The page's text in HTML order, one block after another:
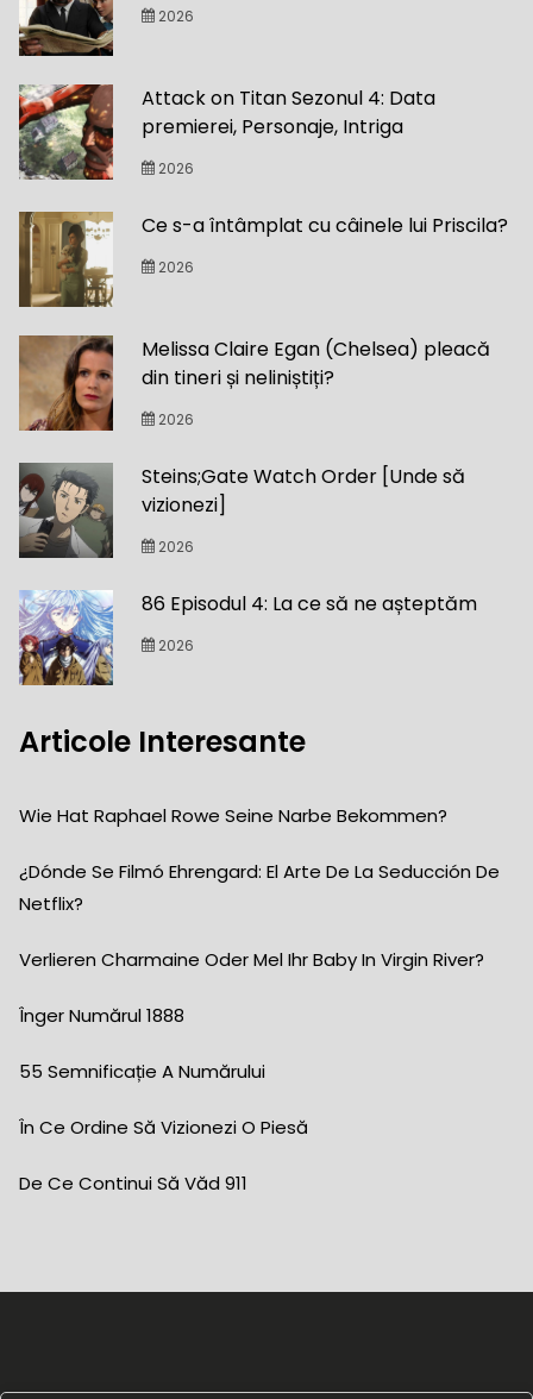
2026
Attack on Titan Sezonul 4: Data
premierei, Personaje, Intriga
2026
Ce s-a întâmplat cu câinele lui Priscila?
2026
Melissa Claire Egan (Chelsea) pleacă
din tineri și neliniștiți?
2026
Steins;Gate Watch Order [Unde să
vizionezi]
2026
86 Episodul 4: La ce să ne așteptăm
2026
Articole Interesante
Wie Hat Raphael Rowe Seine Narbe Bekommen?
¿Dónde Se Filmó Ehrengard: El Arte De La Seducción De
Netflix?
Verlieren Charmaine Oder Mel Ihr Baby In Virgin River?
Înger Numărul 1888
55 Semnificație A Numărului
În Ce Ordine Să Vizionezi O Piesă
De Ce Continui Să Văd 911